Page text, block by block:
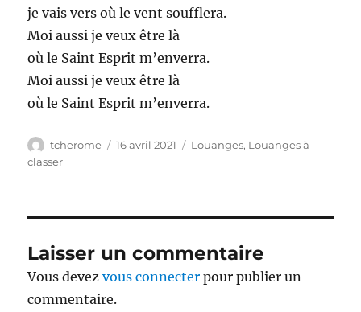
je vais vers où le vent soufflera.
Moi aussi je veux être là
où le Saint Esprit m’enverra.
Moi aussi je veux être là
où le Saint Esprit m’enverra.
Auteur
tcherome
Publié
16 avril 2021 Catégories
Louanges, Louanges à
classer
Laisser un commentaire
Vous devezvous connecter pour publier un
commentaire.